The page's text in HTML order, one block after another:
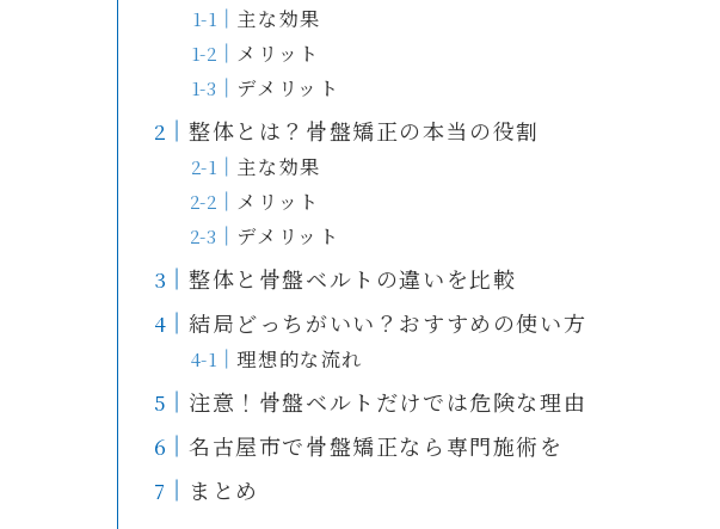
主な効果
メリット
デメリット
整体とは？骨盤矯正の本当の役割
主な効果
メリット
デメリット
整体と骨盤ベルトの違いを比較
結局どっちがいい？おすすめの使い方
理想的な流れ
注意！骨盤ベルトだけでは危険な理由
名古屋市で骨盤矯正なら専門施術を
まとめ